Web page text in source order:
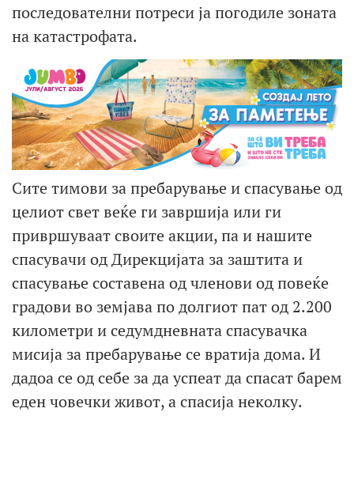
последователни потреси ја погодиле зоната
на катастрофата.
Сите тимови за пребарување и спасување од
целиот свет веќе ги завршија или ги
привршуваат своите акции, па и нашите
спасувачи од Дирекцијата за заштита и
спасување составена од членови од повеќе
градови во земјава по долгиот пат од 2.200
километри и седумдневната спасувачка
мисија за пребарување се вратија дома. И
дадоа се од себе за да успеат да спасат барем
еден човечки живот, а спасија неколку.